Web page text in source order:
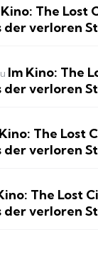
The Lost
der verloren
Im Kino: The
der verloren
The Lost
der verloren
The Lost
der verloren